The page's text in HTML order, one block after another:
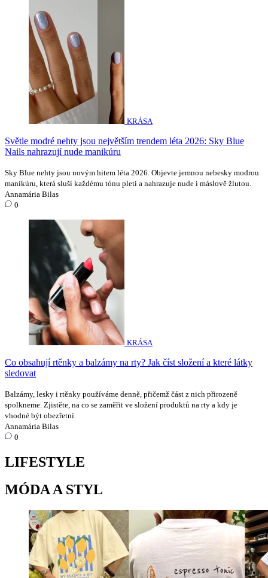
KRÁSA
Světle modré nehty jsou největším trendem léta 2026: Sky Blue
Nails nahrazují nude manikúru
Sky Blue nehty jsou novým hitem léta 2026. Objevte jemnou nebesky modrou
manikúru, která sluší každému tónu pleti a nahrazuje nude i máslově žlutou.
Annamária Bilas
0
KRÁSA
Co obsahují rtěnky a balzámy na rty? Jak číst složení a které látky
sledovat
Balzámy, lesky i rtěnky používáme denně, přičemž část z nich přirozeně
spolkneme. Zjistěte, na co se zaměřit ve složení produktů na rty a kdy je
vhodné být obezřetní.
Annamária Bilas
0
LIFESTYLE
MÓDA A STYL